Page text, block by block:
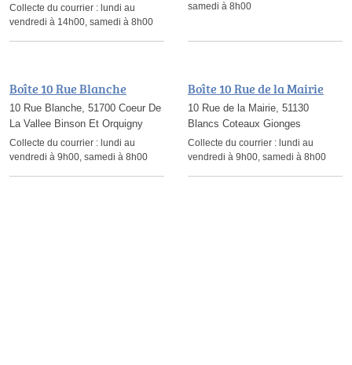
Collecte du courrier : lundi au
vendredi à 14h00, samedi à 8h00
samedi à 8h00
Boîte 10 Rue Blanche
10 Rue Blanche, 51700 Coeur De
La Vallee Binson Et Orquigny
Collecte du courrier : lundi au
vendredi à 9h00, samedi à 8h00
Boîte 10 Rue de la Mairie
10 Rue de la Mairie, 51130
Blancs Coteaux Gionges
Collecte du courrier : lundi au
vendredi à 9h00, samedi à 8h00